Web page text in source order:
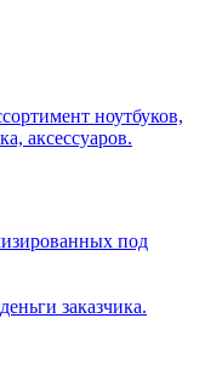
ноутбуков,
аксессуаров.
под
заказчика.